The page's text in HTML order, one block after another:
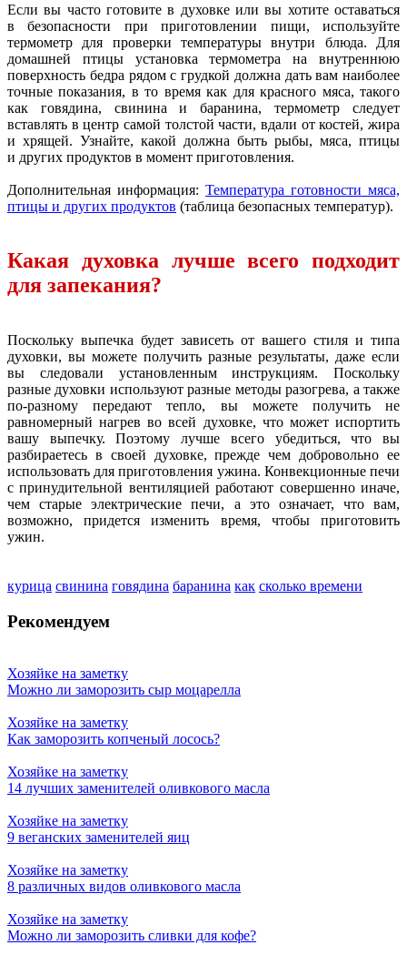
Если вы часто готовите в духовке или вы хотите оставаться
в безопасности при приготовлении пищи, используйте
термометр для проверки температуры внутри блюда. Для
домашней птицы установка термометра на внутреннюю
поверхность бедра рядом с грудкой должна дать вам наиболее
точные показания, в то время как для красного мяса, такого
как говядина, свинина и баранина, термометр следует
вставлять в центр самой толстой части, вдали от костей, жира
и хрящей. Узнайте, какой должна быть рыбы, мяса, птицы
и других продуктов в момент приготовления.
Дополнительная информация: Температура готовности мяса,
птицы и других продуктов (таблица безопасных температур).
Какая духовка лучше всего подходит
для запекания?
Поскольку выпечка будет зависеть от вашего стиля и типа
духовки, вы можете получить разные результаты, даже если
вы следовали установленным инструкциям. Поскольку
разные духовки используют разные методы разогрева, а также
по-разному передают тепло, вы можете получить не
равномерный нагрев во всей духовке, что может испортить
вашу выпечку. Поэтому лучше всего убедиться, что вы
разбираетесь в своей духовке, прежде чем добровольно ее
использовать для приготовления ужина. Конвекционные печи
с принудительной вентиляцией работают совершенно иначе,
чем старые электрические печи, а это означает, что вам,
возможно, придется изменить время, чтобы приготовить
ужин.
курица свинина говядина баранина как сколько времени
Рекомендуем
Хозяйке на заметку
Можно ли заморозить сыр моцарелла
Хозяйке на заметку
Как заморозить копченый лосось?
Хозяйке на заметку
14 лучших заменителей оливкового масла
Хозяйке на заметку
9 веганских заменителей яиц
Хозяйке на заметку
8 различных видов оливкового масла
Хозяйке на заметку
Можно ли заморозить сливки для кофе?